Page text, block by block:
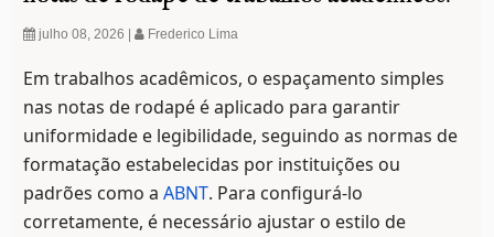
julho 08, 2026 | Frederico Lima
Em trabalhos acadêmicos, o espaçamento simples
nas notas de rodapé é aplicado para garantir
uniformidade e legibilidade, seguindo as normas de
formatação estabelecidas por instituições ou
padrões como aABNT. Para configurá-lo
corretamente, é necessário ajustar o estilo de